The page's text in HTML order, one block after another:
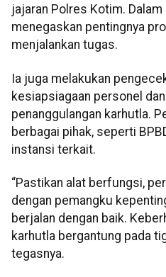
jajaran Polres Kotim. Dalam
menegaskan pentingnya
menjalankan tugas.
Ia juga melakukan
kesiapsiagaan personel
penanggulangan karhutla.
berbagai pihak, seperti
instansi terkait.
“Pastikan alat berfungsi,
dengan pemangku
berjalan dengan baik.
karhutla bergantung pada
tegasnya.